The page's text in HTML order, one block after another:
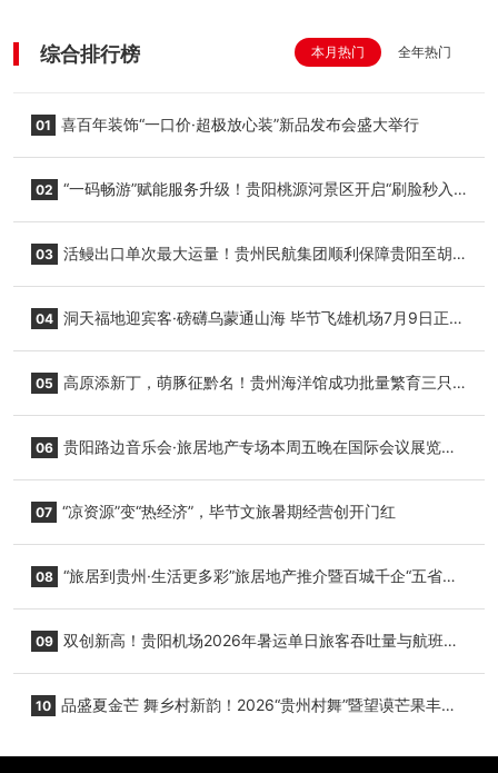
综合排行榜 本月热门 全年热门
01 喜百年装饰“一口价·超极放心装”新品发布会盛大举行
02 “一码畅游”赋能服务升级！贵阳桃源河景区开启“刷脸秒入
03 活鳗出口单次最大运量！贵州民航集团顺利保障贵阳至胡
04 洞天福地迎宾客·磅礴乌蒙通山海 毕节飞雄机场7月9日正式
05 高原添新丁，萌豚征黔名！贵州海洋馆成功批量繁育三只
06 贵阳路边音乐会·旅居地产专场本周五晚在国际会议展览中
07 “凉资源”变“热经济”，毕节文旅暑期经营创开门红
08 “旅居到贵州·生活更多彩”旅居地产推介暨百城千企“五省
09 双创新高！贵阳机场2026年暑运单日旅客吞吐量与航班起
10 品盛夏金芒 舞乡村新韵！2026“贵州村舞”暨望谟芒果丰收